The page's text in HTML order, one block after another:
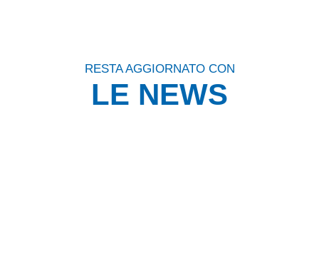
RESTA AGGIORNATO CON
LE NEWS